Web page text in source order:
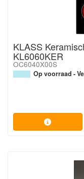
KLASS
KL6060KER
OC6040X00S
Op voorraad -